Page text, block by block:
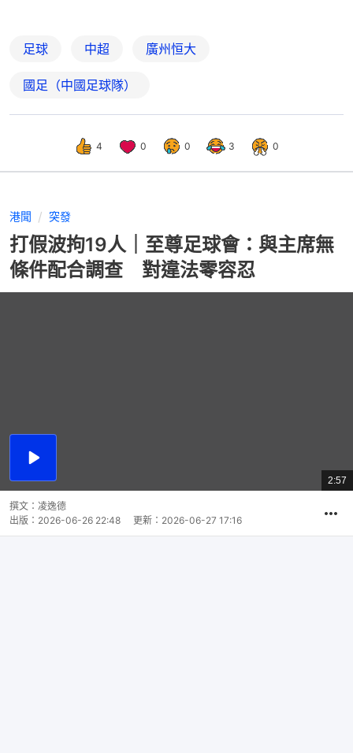
足球 中超 廣州恒大
國足（中國足球隊）
4 0 0 3 0
港聞 突發
打假波拘19人｜至尊足球會：與主席無
條件配合調查 對違法零容忍
播
總
共
2:57
撰文： 凌逸德
出版： 2026-06-26 22:48 更新： 2026-06-27 17:16